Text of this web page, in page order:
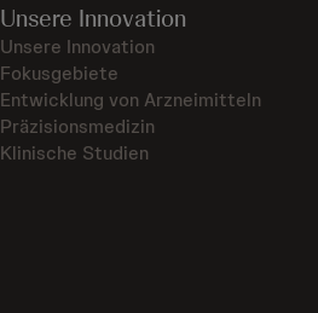
Unsere Innovation
Unsere Innovation
Fokusgebiete
Entwicklung von Arzneimitteln
Präzisionsmedizin
Klinische Studien